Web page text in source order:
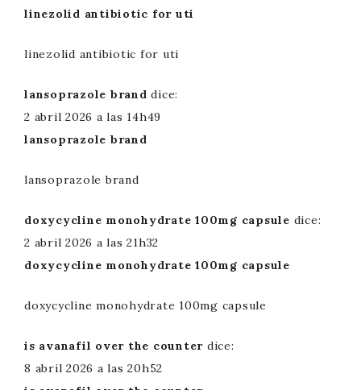
linezolid antibiotic for uti
linezolid antibiotic for uti
lansoprazole brand dice:
2 abril 2026 a las 14h49
lansoprazole brand
lansoprazole brand
doxycycline monohydrate 100mg capsule dice:
2 abril 2026 a las 21h32
doxycycline monohydrate 100mg capsule
doxycycline monohydrate 100mg capsule
is avanafil over the counter dice:
8 abril 2026 a las 20h52